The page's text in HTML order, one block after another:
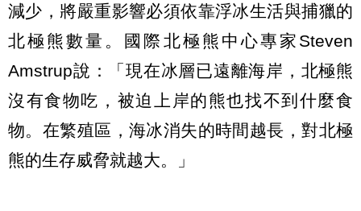
減少，將嚴重影響必須依靠浮冰生活與捕獵的
北極熊數量。國際北極熊中心專家Steven
Amstrup說：「現在冰層已遠離海岸，北極熊
沒有食物吃，被迫上岸的熊也找不到什麼食
物。在繁殖區，海冰消失的時間越長，對北極
熊的生存威脅就越大。」